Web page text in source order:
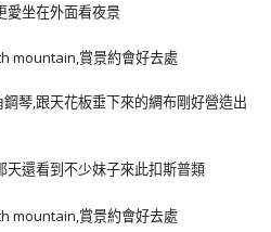
愛坐在外面看夜景
琴,跟天花板垂下來的綢布剛好營造出
天還看到不少妹子來此扣斯普類